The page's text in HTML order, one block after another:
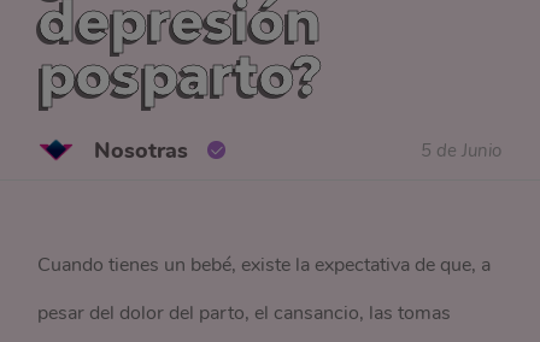
depresión
posparto?
Nosotras 5 de Junio
Cuando tienes un bebé, existe la expectativa de que, a
pesar del dolor del parto, el cansancio, las tomas